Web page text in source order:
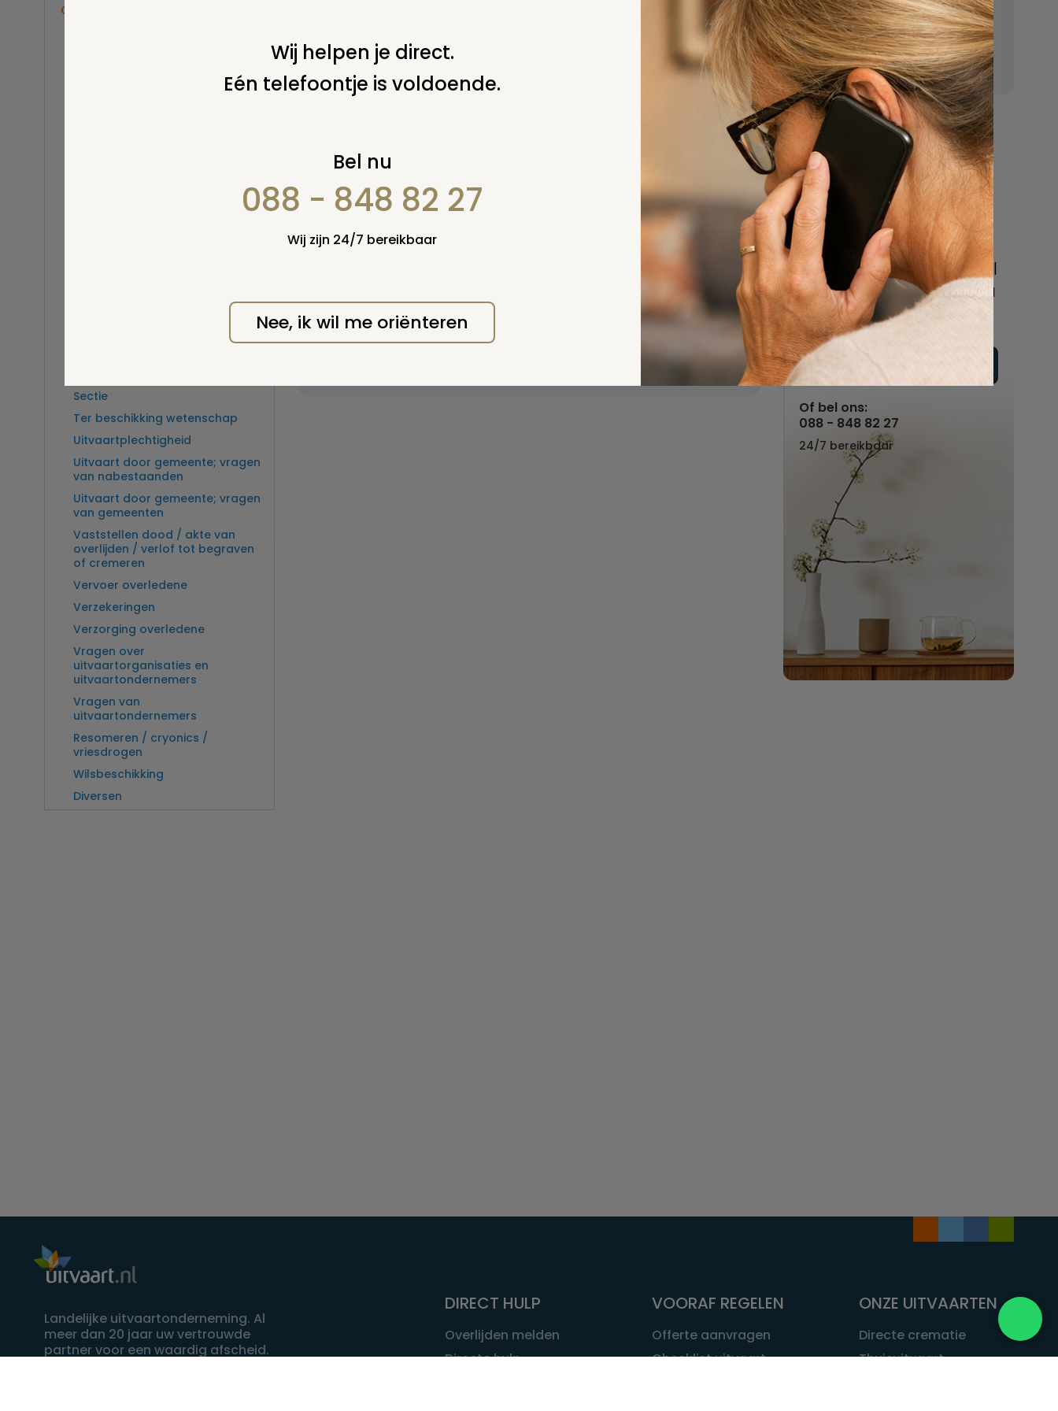
Overige
Sectie
Ter beschikking wetenschap
Uitvaartplechtigheid
Uitvaart door gemeente; vragen
van nabestaanden
Uitvaart door gemeente; vragen
van gemeenten
Vaststellen dood / akte van
overlijden / verlof tot begraven
of cremeren
Vervoer overledene
Verzekeringen
Verzorging overledene
Vragen over
uitvaartorganisaties en
uitvaartondernemers
Vragen van
uitvaartondernemers
Resomeren / cryonics /
vriesdrogen
Wilsbeschikking
Diversen
Spelregels
Stel zelf een vraag
Verzenden
E-mail:
mr.vanderputten@gmail.com
Nu
een uitvaart
regelen
Beschrijf uw wensen
online of bel ons geheel
vrijblijvend voor hulp na
een overlijden.
Vul hier uw wensen in
Of bel ons:
088 - 848 82 27
24/7 bereikbaar
Landelijke uitvaartonderneming. Al
meer dan 20 jaar uw vertrouwde
partner voor een waardig afscheid.
DIRECT HULP
Overlijden melden
Directe hulp
VOORAF REGELEN
Offerte aanvragen
Checklist uitvaart
ONZE UITVAARTEN
Directe crematie
Thuisuitvaart
Wij helpen je direct.
Eén telefoontje is voldoende.
Bel nu
088 - 848 82 27
Wij zijn 24/7 bereikbaar
Nee, ik wil me oriënteren